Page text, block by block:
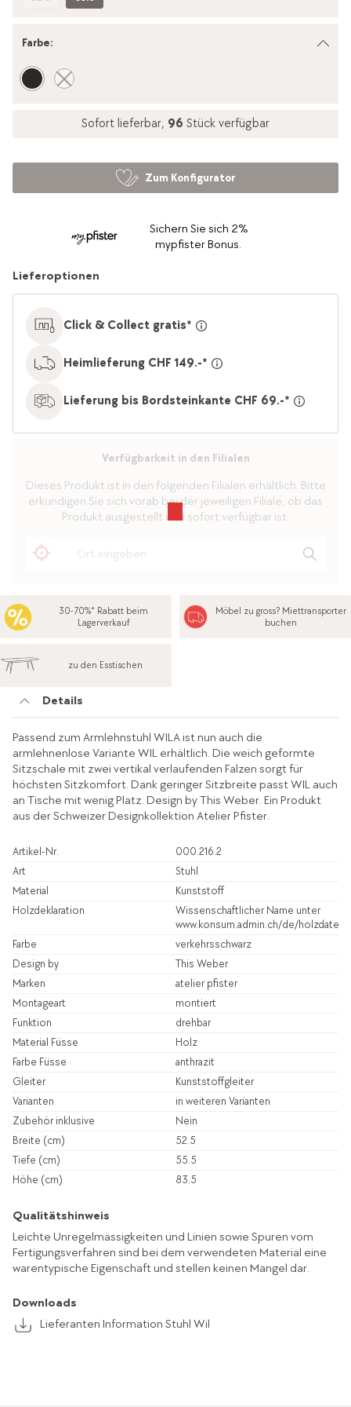
Farbe:
Sofort lieferbar, 96 Stück verfügbar
Sichern Sie sich 2%
mypfister Bonus.
Zum Konfigurator
Lieferoptionen
Click & Collect gratis*
Heimlieferung CHF 149.-*
Lieferung bis Bordsteinkante CHF 69.-*
Verfügbarkeit in den Filialen
Dieses Produkt ist in den folgenden Filialen erhältlich. Bitte
erkundigen Sie sich vorab bei der jeweiligen Filiale, ob das
Produkt ausgestellt und sofort verfügbar ist.
30-70%* Rabatt beim
Lagerverkauf
Möbel zu gross? Miettransporter
buchen
zu den Esstischen
Details
Passend zum Armlehnstuhl WILA ist nun auch die
armlehnenlose Variante WIL erhältlich. Die weich geformte
Sitzschale mit zwei vertikal verlaufenden Falzen sorgt für
höchsten Sitzkomfort. Dank geringer Sitzbreite passt WIL auch
an Tische mit wenig Platz. Design by This Weber. Ein Produkt
aus der Schweizer Designkollektion Atelier Pfister.
Artikel-Nr.
000.216.2
Art
Stuhl
Material
Kunststoff
Holzdeklaration
Wissenschaftlicher Name unter
www.konsum.admin.ch/de/
Farbe
verkehrsschwarz
Design by
This Weber
Marken
atelier pfister
Montageart
montiert
Funktion
drehbar
Material Füsse
Holz
Farbe Füsse
anthrazit
Gleiter
Kunststoffgleiter
Varianten
in weiteren Varianten
Zubehör inklusive
Nein
Breite (cm)
52.5
Tiefe (cm)
55.5
Höhe (cm)
83.5
Qualitätshinweis
Leichte Unregelmässigkeiten und Linien sowie Spuren vom
Fertigungsverfahren sind bei dem verwendeten Material eine
warentypische Eigenschaft und stellen keinen Mangel dar.
Downloads
Lieferanten Information Stuhl Wil